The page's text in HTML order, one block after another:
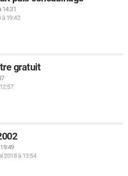
14:31
à 19:42
gratuit
2018 à 13:54